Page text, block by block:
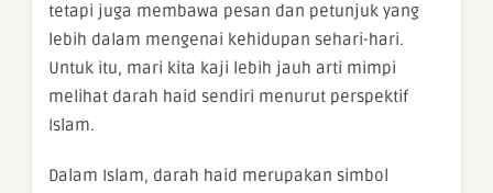
tetapi juga membawa pesan dan petunjuk yang
lebih dalam mengenai kehidupan sehari-hari.
Untuk itu, mari kita kaji lebih jauh arti mimpi
melihat darah haid sendiri menurut perspektif
Islam.
Dalam Islam, darah haid merupakan simbol